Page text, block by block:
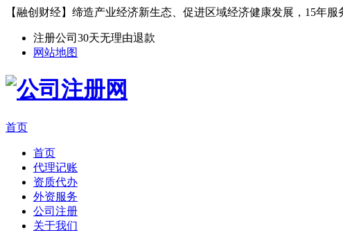
【融创财经】缔造产业经济新生态、促进区域经济健康发展，15年
注册公司30天无理由退款
网站地图
首页
首页
代理记账
资质代办
外资服务
公司注册
关于我们